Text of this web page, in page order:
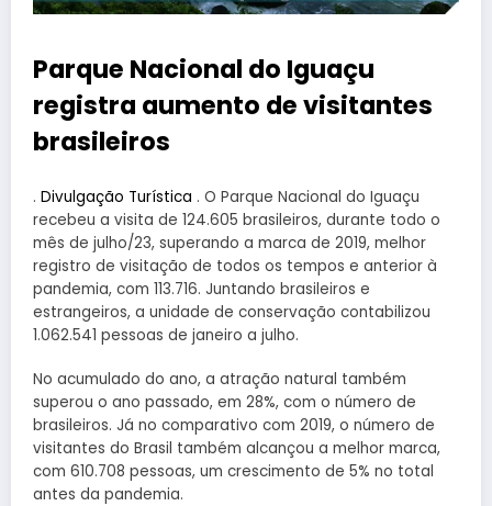
Parque Nacional do Iguaçu
registra aumento de visitantes
brasileiros
. Divulgação Turística . O Parque Nacional do Iguaçu
recebeu a visita de 124.605 brasileiros, durante todo o
mês de julho/23, superando a marca de 2019, melhor
registro de visitação de todos os tempos e anterior à
pandemia, com 113.716. Juntando brasileiros e
estrangeiros, a unidade de conservação contabilizou
1.062.541 pessoas de janeiro a julho.
No acumulado do ano, a atração natural também
superou o ano passado, em 28%, com o número de
brasileiros. Já no comparativo com 2019, o número de
visitantes do Brasil também alcançou a melhor marca,
com 610.708 pessoas, um crescimento de 5% no total
antes da pandemia.